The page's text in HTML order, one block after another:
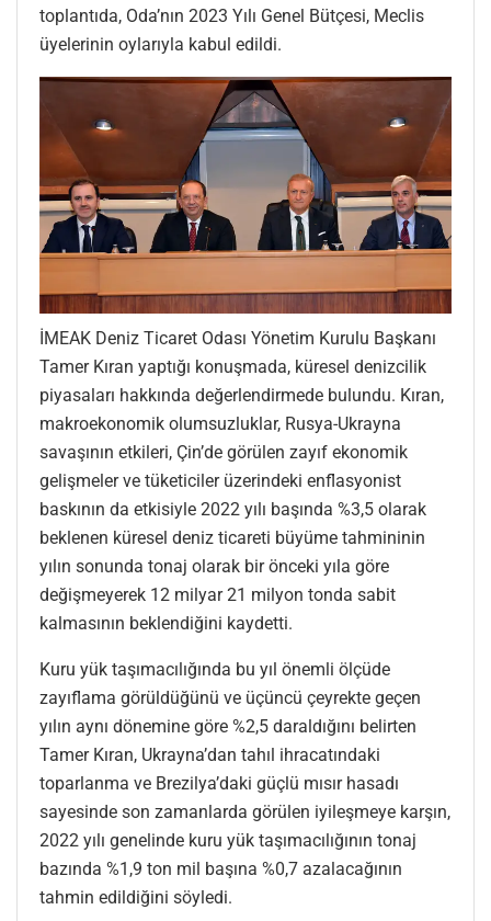
toplantıda, Oda’nın 2023 Yılı Genel Bütçesi, Meclis
üyelerinin oylarıyla kabul edildi.
İMEAK Deniz Ticaret Odası Yönetim Kurulu Başkanı
Tamer Kıran yaptığı konuşmada, küresel denizcilik
piyasaları hakkında değerlendirmede bulundu. Kıran,
makroekonomik olumsuzluklar, Rusya-Ukrayna
savaşının etkileri, Çin’de görülen zayıf ekonomik
gelişmeler ve tüketiciler üzerindeki enflasyonist
baskının da etkisiyle 2022 yılı başında %3,5 olarak
beklenen küresel deniz ticareti büyüme tahmininin
yılın sonunda tonaj olarak bir önceki yıla göre
değişmeyerek 12 milyar 21 milyon tonda sabit
kalmasının beklendiğini kaydetti.
Kuru yük taşımacılığında bu yıl önemli ölçüde
zayıflama görüldüğünü ve üçüncü çeyrekte geçen
yılın aynı dönemine göre %2,5 daraldığını belirten
Tamer Kıran, Ukrayna’dan tahıl ihracatındaki
toparlanma ve Brezilya’daki güçlü mısır hasadı
sayesinde son zamanlarda görülen iyileşmeye karşın,
2022 yılı genelinde kuru yük taşımacılığının tonaj
bazında %1,9 ton mil başına %0,7 azalacağının
tahmin edildiğini söyledi.